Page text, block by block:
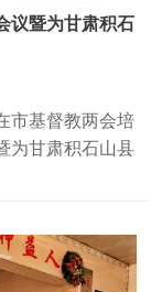
议暨为甘肃积石
市基督教两会培
为甘肃积石山县